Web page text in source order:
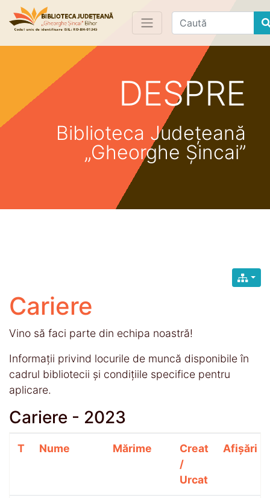
Find
DESPRE
Biblioteca Județeană
„Gheorghe Șincai”
Cariere
Vino să faci parte din echipa noastră!
Informații privind locurile de muncă disponibile în
cadrul bibliotecii și condițiile specifice pentru
aplicare.
Cariere - 2023
T Nume Mărime
Creat
/
Urcat
Afișări